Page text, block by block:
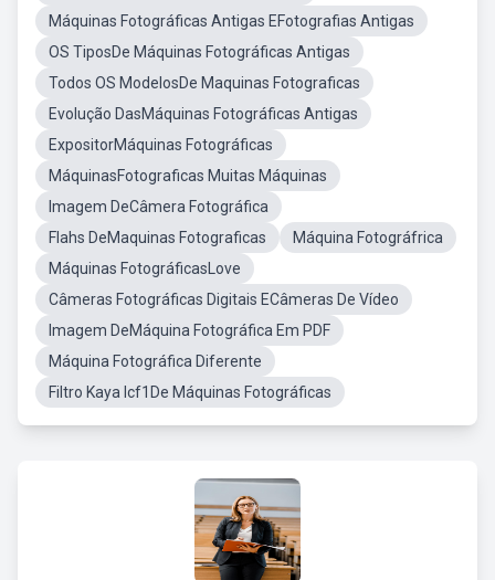
Máquinas Fotográficas Antigas EFotografias Antigas
OS TiposDe Máquinas Fotográficas Antigas
Todos OS ModelosDe Maquinas Fotograficas
Evolução DasMáquinas Fotográficas Antigas
ExpositorMáquinas Fotográficas
MáquinasFotograficas Muitas Máquinas
Imagem DeCâmera Fotográfica
Flahs DeMaquinas Fotograficas
Máquina Fotográfrica
Máquinas FotográficasLove
Câmeras Fotográficas Digitais ECâmeras De Vídeo
Imagem DeMáquina Fotográfica Em PDF
Máquina Fotográfica Diferente
Filtro Kaya Icf1De Máquinas Fotográficas